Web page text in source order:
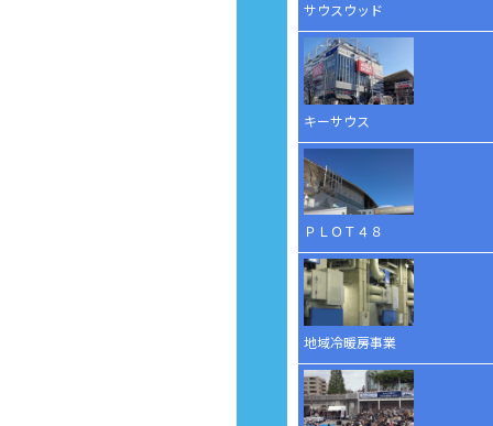
サウスウッド
キーサウス
ＰＬＯＴ４８
地域冷暖房事業